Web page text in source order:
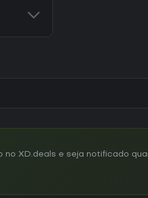
XD.deals e seja notificado